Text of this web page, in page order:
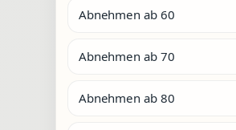
Abnehmen ab 60
Abnehmen ab 70
Abnehmen ab 80